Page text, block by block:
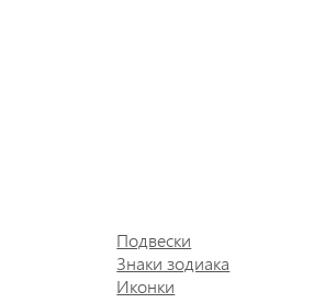
Подвески
Знаки зодиака
Иконки